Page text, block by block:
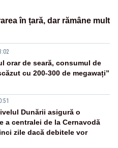
în țară, dar rămâne mult
orar de seară, consumul de
cu 200-300 de megawați”
Dunării asigură o
a centralei de la Cernavodă
zile dacă debitele vor